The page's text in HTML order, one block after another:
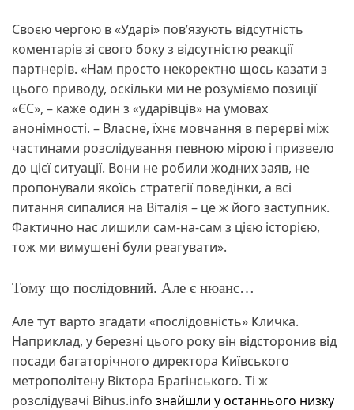
Своєю чергою в «Ударі» пов’язують відсутність
коментарів зі свого боку з відсутністю реакції
партнерів. «Нам просто некоректно щось казати з
цього приводу, оскільки ми не розуміємо позиції
«ЄС», – каже один з «ударівців» на умовах
анонімності. – Власне, їхнє мовчання в перерві між
частинами розслідування певною мірою і призвело
до цієї ситуації. Вони не робили жодних заяв, не
пропонували якоїсь стратегії поведінки, а всі
питання сипалися на Віталія – це ж його заступник.
Фактично нас лишили сам-на-сам з цією історією,
тож ми вимушені були реагувати».
Тому що послідовний. Але є нюанс…
Але тут варто згадати «послідовність» Кличка.
Наприклад, у березні цього року він відсторонив від
посади багаторічного директора Київського
метрополітену Віктора Брагінського. Ті ж
розслідувачі Bihus.іnfo знайшли у останнього низку